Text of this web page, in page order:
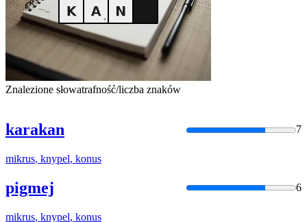
Znalezione słowatrafność/liczba znaków
karakan 7
mikrus, knypel, konus
pigmej 6
mikrus, knypel, konus